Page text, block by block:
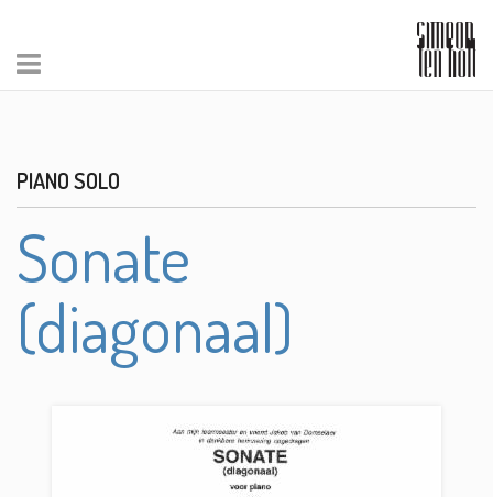
PIANO SOLO
Sonate
(diagonaal)